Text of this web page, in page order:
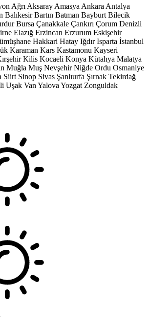
Ağrı Aksaray Amasya Ankara Antalya
Balıkesir Bartın Batman Bayburt Bilecik
Bursa Çanakkale Çankırı Çorum Denizli
Elazığ Erzincan Erzurum Eskişehir
Hakkari Hatay Iğdır Isparta İstanbul
Karaman Kars Kastamonu Kayseri
Kilis Kocaeli Konya Kütahya Malatya
Muğla Muş Nevşehir Niğde Ordu Osmaniye
Siirt Sinop Sivas Şanlıurfa Şırnak Tekirdağ
Uşak Van Yalova Yozgat Zonguldak